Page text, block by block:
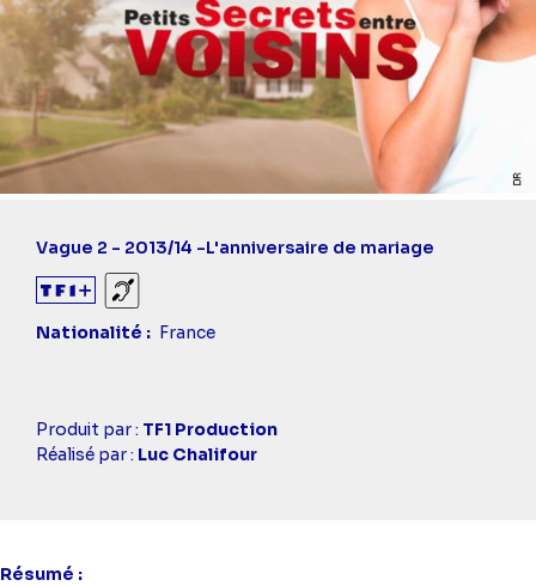
Vague 2 - 2013/14 -L'anniversaire de mariage
Sourds et malentendants
Nationalité
France
Casting
simba
Produit par : TF1 Production
Réalisé par : Luc Chalifour
Résumé